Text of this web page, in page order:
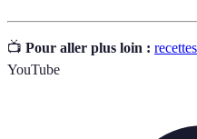
📺 Pour aller plus loin :
YouTube